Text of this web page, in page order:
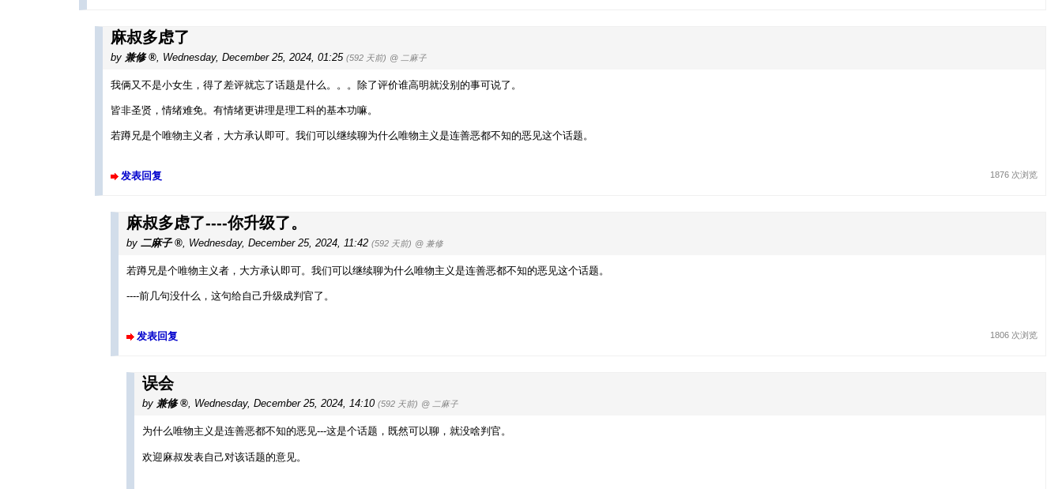
麻叔多虑了
by 兼修 Wednesday, December 25, 2024, 01:25 (592 天前) @ 二麻子
我俩又不是小女生，得了差评就忘了话题是什么。。。除了评价谁高明就没别的事可说了。
皆非圣贤，情绪难免。有情绪更讲理是理工科的基本功嘛。
若蹲兄是个唯物主义者，大方承认即可。我们可以继续聊为什么唯物主义是连善恶都不知的恶见这个话题。
发表回复 1876 次浏览
麻叔多虑了----你升级了。
by 二麻子 , Wednesday, December 25, 2024, 11:42 (592 天前) @ 兼修
若蹲兄是个唯物主义者，大方承认即可。我们可以继续聊为什么唯物主义是连善恶都不知的恶见这个话题。
----前几句没什么，这句给自己升级成判官了。
发表回复 1806 次浏览
误会
by 兼修 , Wednesday, December 25, 2024, 14:10 (592 天前) @ 二麻子
为什么唯物主义是连善恶都不知的恶见---这是个话题，既然可以聊，就没啥判官。
欢迎麻叔发表自己对该话题的意见。